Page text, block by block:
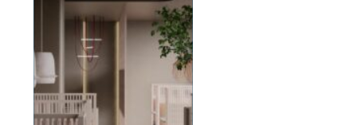
mer hållbart samhälle.
Med många villor, goda
takytor och relativt få
h&ou...